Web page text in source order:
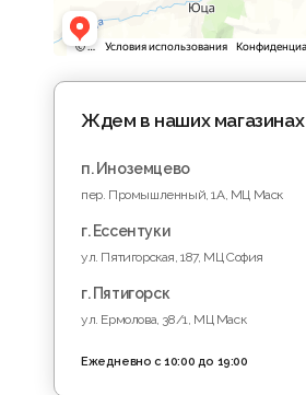
Ждем в наших магазинах
п. Иноземцево
пер. Промышленный, 1A, МЦ Маск
г. Ессентуки
ул. Пятигорская, 187, МЦ София
г. Пятигорск
ул. Ермолова, 38/1, МЦ Маск
Ежедневно с 10:00 до 19:00